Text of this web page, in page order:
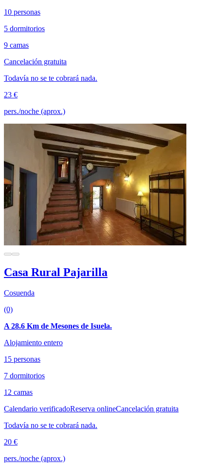
10 personas
5 dormitorios
9 camas
Cancelación gratuita
Todavía no se te cobrará nada.
23 €
pers./noche (aprox.)
Casa Rural Pajarilla
Cosuenda
(0)
A 28.6 Km de Mesones de Isuela.
Alojamiento entero
15 personas
7 dormitorios
12 camas
Calendario verificadoReserva onlineCancelación gratuita
Todavía no se te cobrará nada.
20 €
pers./noche (aprox.)